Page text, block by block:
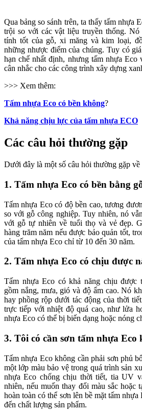
Qua bảng so sánh trên, ta thấy tấm nhựa
trội so với các vật liệu truyền thống.
tính tốt của gỗ, xi măng và kim loại,
những nhược điểm của chúng. Tuy có
hạn chế nhất định, nhưng tấm nhựa Eco
cân nhắc cho các công trình xây dựng
>>> Xem thêm:
Tấm nhựa Eco có bền không?
Khả năng chịu lực của tấm nhựa ECO
Các câu hỏi thường gặp
Dưới đây là một số câu hỏi thường gặp về
1. Tấm nhựa Eco có bền bằng
Tấm nhựa Eco có độ bền cao, tương
so với gỗ công nghiệp. Tuy nhiên, nó
với gỗ tự nhiên về tuổi thọ và vẻ đẹp.
hàng trăm năm nếu được bảo quản tốt,
của tấm nhựa Eco chỉ từ 10 đến 30 năm.
2. Tấm nhựa Eco có chịu được
Tấm nhựa Eco có khả năng chịu được
gồm nắng, mưa, gió và độ ẩm cao. Nó
hay phồng rộp dưới tác động của thời
trực tiếp với nhiệt độ quá cao, như lửa
nhựa Eco có thể bị biến dạng hoặc nóng
3. Tôi có cần sơn tấm nhựa Eco
Tấm nhựa Eco không cần phải sơn phủ
một lớp màu bảo vệ trong quá trình sản
nhựa Eco chống chịu thời tiết, tia UV
nhiên, nếu muốn thay đổi màu sắc hoặc
hoàn toàn có thể sơn lên bề mặt tấm
đến chất lượng sản phẩm.